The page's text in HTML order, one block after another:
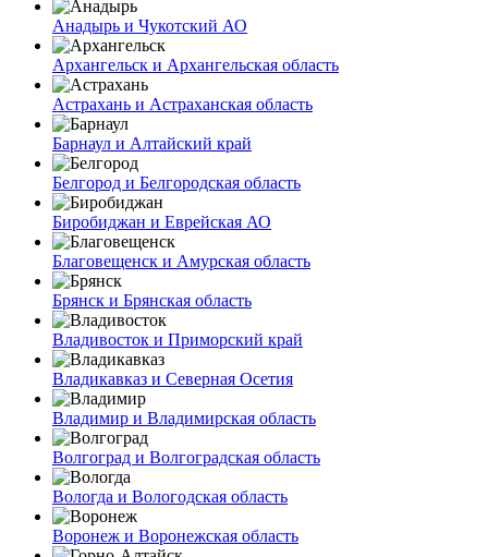
Анадырь и Чукотский АО
Архангельск и Архангельская область
Астрахань и Астраханская область
Барнаул и Алтайский край
Белгород и Белгородская область
Биробиджан и Еврейская АО
Благовещенск и Амурская область
Брянск и Брянская область
Владивосток и Приморский край
Владикавказ и Северная Осетия
Владимир и Владимирская область
Волгоград и Волгоградская область
Вологда и Вологодская область
Воронеж и Воронежская область